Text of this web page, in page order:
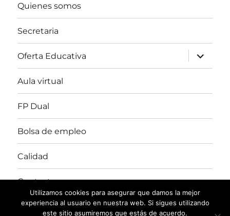
Quienes somos
Secretaria
Oferta Educativa
expande
el
menú
Aula virtual
FP Dual
Bolsa de empleo
Calidad
Contacto
CIFP MEDINA DEL CAMPO Funciona gracias a WordPress
Utilizamos cookies para asegurar que damos la mejor
experiencia al usuario en nuestra web. Si sigues utilizando
este sitio asumiremos que estás de acuerdo.